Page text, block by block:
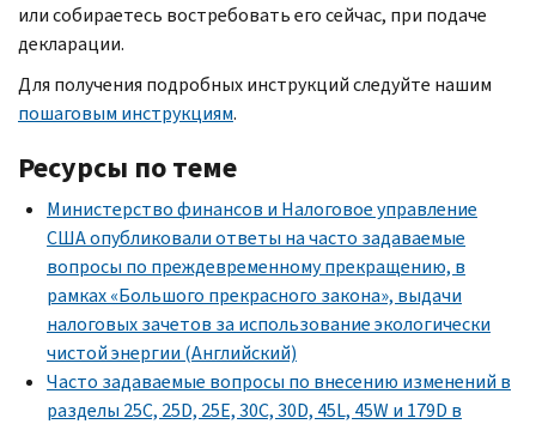
или собираетесь востребовать его сейчас, при подаче
декларации.
Для получения подробных инструкций следуйте нашим
пошаговым инструкциям.
Ресурсы по теме
Министерство финансов и Налоговое управление
США опубликовали ответы на часто задаваемые
вопросы по преждевременному прекращению, в
рамках «Большого прекрасного закона», выдачи
налоговых зачетов за использование экологически
чистой энергии (Английский)
Часто задаваемые вопросы по внесению изменений в
разделы 25C, 25D, 25E, 30C, 30D, 45L, 45Wи 179D в